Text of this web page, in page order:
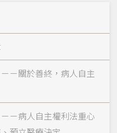
－關於善終，病人自主
－病人自主權利法重心